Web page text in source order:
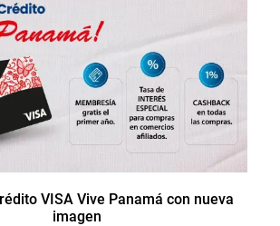
VISA Vive Panamá con nueva
imagen